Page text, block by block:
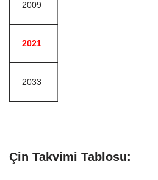
2009
2021
2033
Çin Takvimi Tablosu: